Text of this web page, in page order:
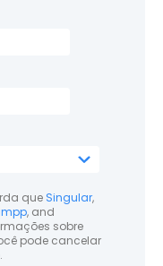
que Singular,
, and
sobre
pode cancelar